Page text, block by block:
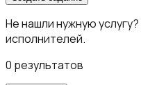
Не нашли нужную
исполнителей.
0 результатов